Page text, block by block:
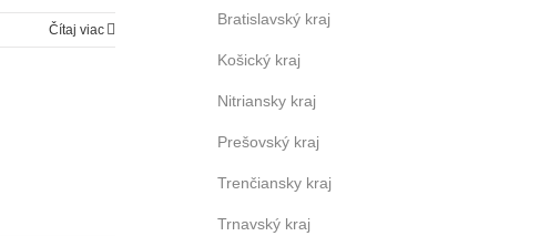
Čítaj viac
Bratislavský kraj
Košický kraj
Nitriansky kraj
Prešovský kraj
Trenčiansky kraj
Trnavský kraj